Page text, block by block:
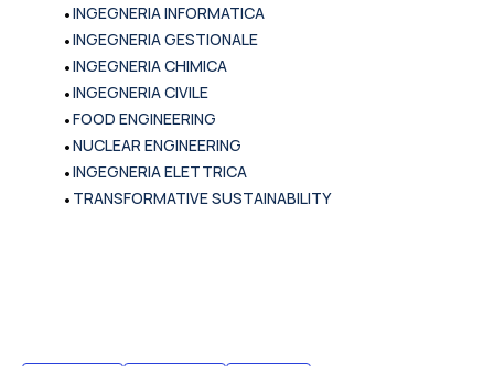
•INGEGNERIA INFORMATICA
•INGEGNERIA GESTIONALE
•INGEGNERIA CHIMICA
•INGEGNERIA CIVILE
•FOOD ENGINEERING
•NUCLEAR ENGINEERING
•INGEGNERIA ELETTRICA
• TRANSFORMATIVE SUSTAINABILITY